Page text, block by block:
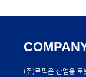
(주)로픽은 산업용 로